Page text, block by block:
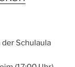
der Schulaula